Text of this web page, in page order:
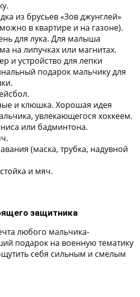
из брусьев «Зов джунглей»
в квартире и на газоне).
для лука. Для малыша
на липучках или магнитах.
и устройство для лепки
подарок мальчику для
и клюшка. Хорошая идея
увлекающегося хоккеем.
или бадминтона.
(маска, трубка, надувной
и мяч.
защитника
любого мальчика-
подарок на военную тематику
себя сильным и смелым